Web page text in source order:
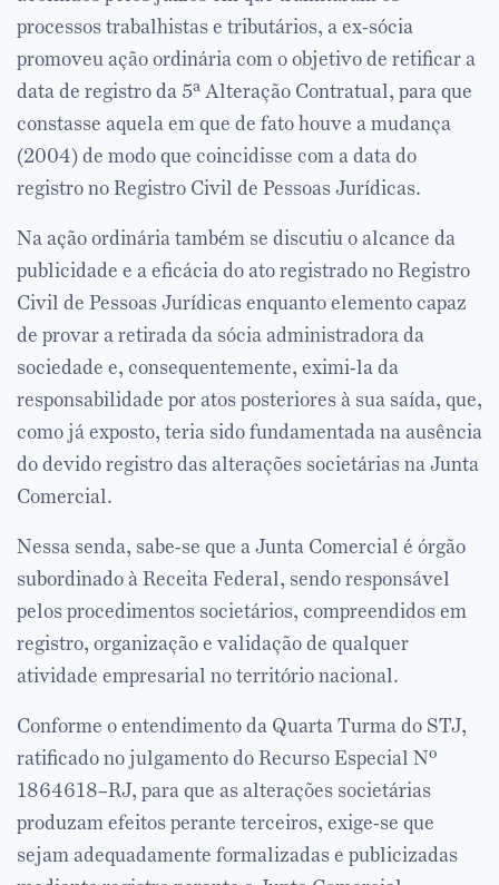
processos trabalhistas e tributários, a ex-sócia
promoveu ação ordinária com o objetivo de retificar a
data de registro da 5ª Alteração Contratual, para que
constasse aquela em que de fato houve a mudança
(2004) de modo que coincidisse com a data do
registro no Registro Civil de Pessoas Jurídicas.
Na ação ordinária também se discutiu o alcance da
publicidade e a eficácia do ato registrado no Registro
Civil de Pessoas Jurídicas enquanto elemento capaz
de provar a retirada da sócia administradora da
sociedade e, consequentemente, eximi-la da
responsabilidade por atos posteriores à sua saída, que,
como já exposto, teria sido fundamentada na ausência
do devido registro das alterações societárias na Junta
Comercial.
Nessa senda, sabe-se que a Junta Comercial é órgão
subordinado à Receita Federal, sendo responsável
pelos procedimentos societários, compreendidos em
registro, organização e validação de qualquer
atividade empresarial no território nacional.
Conforme o entendimento da Quarta Turma do STJ,
ratificado no julgamento do Recurso Especial Nº
1864618–RJ, para que as alterações societárias
produzam efeitos perante terceiros, exige-se que
sejam adequadamente formalizadas e publicizadas